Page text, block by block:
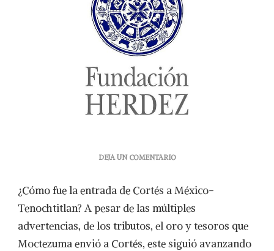
DEJA UN COMENTARIOEN
DE
CONQUISTA
Y
MESTIZAJE
CULINARIO
¿Cómo fue la entrada de Cortés a México-
Tenochtitlan? A pesar de las múltiples
advertencias, de los tributos, el oro y tesoros que
Moctezuma envió a Cortés, este siguió avanzando